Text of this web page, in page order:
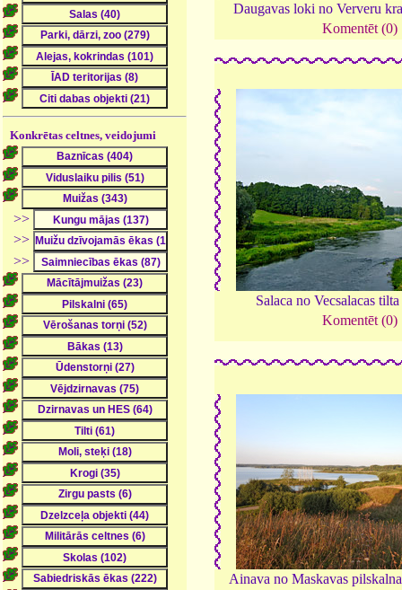
Konkrētas celtnes, veidojumi
>>
>>
>>
Daugavas loki no Ververu
Komentēt (0)
Salaca no Vecsalacas
Komentēt (0)
Ainava no Maskavas